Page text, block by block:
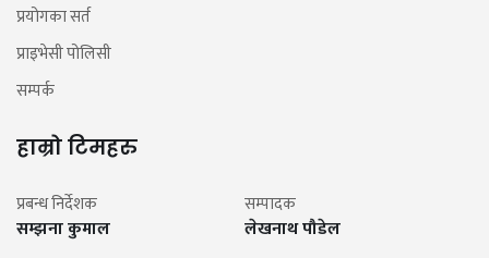
प्रयोगका सर्त
प्राइभेसी पोलिसी
सम्पर्क
हाम्रो टिमहरु
प्रबन्ध निर्देशक
सम्झना कुमाल
सम्पादक
लेखनाथ पौडेल